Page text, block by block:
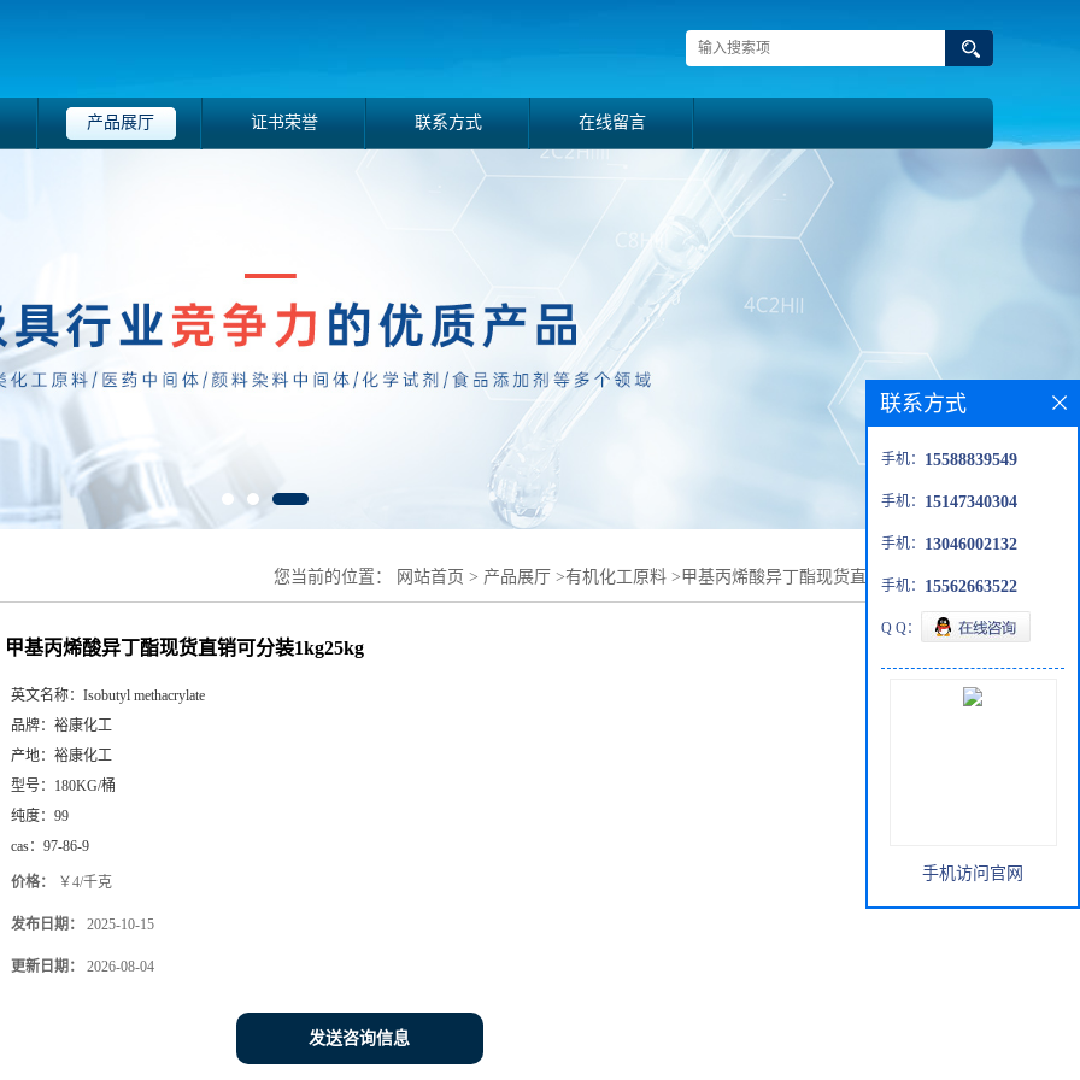
产品展厅 证书荣誉 联系方式 在线留言
您当前的位置： 网站首页 > 产品展厅 >有机化工原料 >甲基丙烯酸异丁酯现货直销可分装1kg25kg
甲基丙烯酸异丁酯现货直销可分装1kg25kg
英文名称： Isobutyl methacrylate
品牌： 裕康化工
产地： 裕康化工
型号： 180KG/桶
纯度： 99
cas： 97-86-9
价格： ￥4/千克
发布日期： 2025-10-15
更新日期： 2026-08-04
发送咨询信息
联系方式
手机： 15588839549
手机： 15147340304
手机： 13046002132
手机： 15562663522
Q Q：
手机访问官网